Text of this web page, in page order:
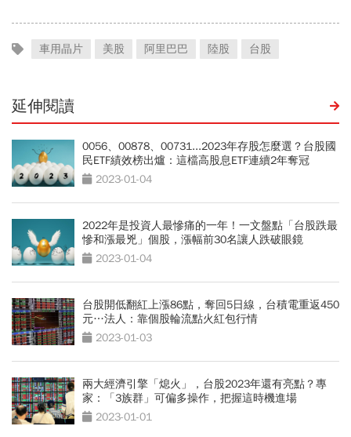
車用晶片 美股 阿里巴巴 陸股 台股
延伸閱讀
0056、00878、00731...2023年存股怎麼選？台股國
民ETF績效榜出爐：這檔高股息ETF連續2年奪冠
2023-01-04
2022年是投資人最慘痛的一年！一文盤點「台股跌最
慘和漲最兇」個股，漲幅前30名讓人跌破眼鏡
2023-01-04
台股開低翻紅上漲86點，奪回5日線，台積電重返450
元…法人：靠個股輪流點火紅包行情
2023-01-03
兩大經濟引擎「熄火」，台股2023年還有亮點？專
家：「3族群」可偏多操作，把握這時機進場
2023-01-01